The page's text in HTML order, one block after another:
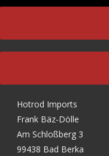
Hotrod Imports
Frank Bäz-Dölle
Am Schloßberg 3
99438 Bad Berka